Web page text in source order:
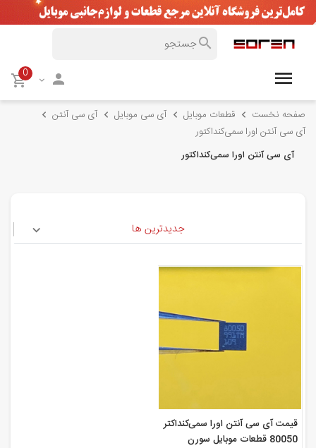
0
صفحه نخست قطعات موبایل آی سی موبایل
آی سی آنتن
آی سی آنتن اورا سمی‌کنداکتور
آی سی آنتن اورا سمی‌کنداکتور
جدیدترین ها
قیمت آی سی آنتن اورا سمی‌کنداکتر
80050 قطعات موبایل سورن